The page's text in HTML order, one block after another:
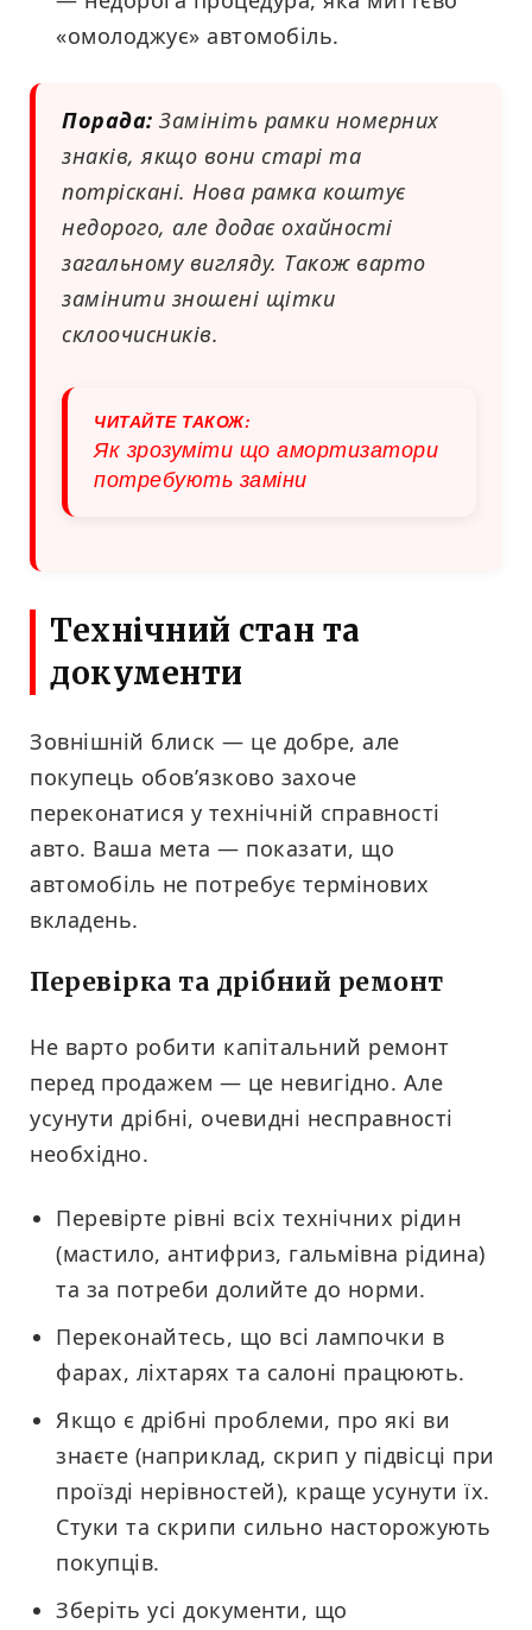
«омолоджує» автомобіль.
Порада: Замініть рамки номерних
знаків, якщо вони старі та
потріскані. Нова рамка коштує
недорого, але додає охайності
загальному вигляду. Також варто
замінити зношені щітки
склоочисників.
ЧИТАЙТЕ ТАКОЖ:
Як зрозуміти що амортизатори
потребують заміни
Технічний стан та
документи
Зовнішній блиск — це добре, але
покупець обов’язково захоче
переконатися у технічній справності
авто. Ваша мета — показати, що
автомобіль не потребує термінових
вкладень.
Перевірка та дрібний ремонт
Не варто робити капітальний ремонт
перед продажем — це невигідно. Але
усунути дрібні, очевидні несправності
необхідно.
Перевірте рівні всіх технічних рідин
(мастило, антифриз, гальмівна рідина)
та за потреби долийте до норми.
Переконайтесь, що всі лампочки в
фарах, ліхтарях та салоні працюють.
Якщо є дрібні проблеми, про які ви
знаєте (наприклад, скрип у підвісці при
проїзді нерівностей), краще усунути їх.
Стуки та скрипи сильно насторожують
покупців.
Зберіть усі документи, що